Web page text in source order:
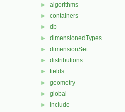
► algorithms
► containers
► db
► dimensionedTypes
► dimensionSet
► distributions
► fields
► geometry
► global
► include